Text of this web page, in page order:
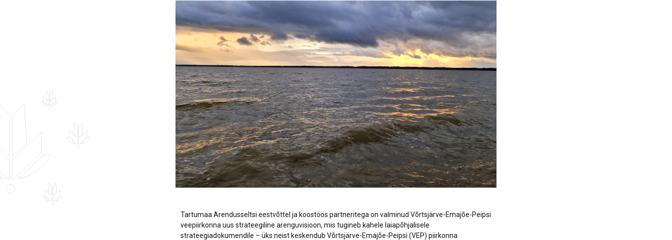
Sündmuste kalender
Lõppenud projektid
Omavalitsuste Liitu
ja heaoluprofiil 2021
Partnerid
Tartumaa loomerada
Toimunud
Arengusuunad
Tartumaa Arendusseltsi eestvõttel ja koostöös partneritega on valminud Võrtsjärve-Emajõe-Peipsi
veepiirkonna uus strateegiline arenguvisioon, mis tugineb kahele laiapõhjalisele
strateegiadokumendile – üks neist keskendub Võrtsjärve-Emajõe-Peipsi (VEP) piirkonna